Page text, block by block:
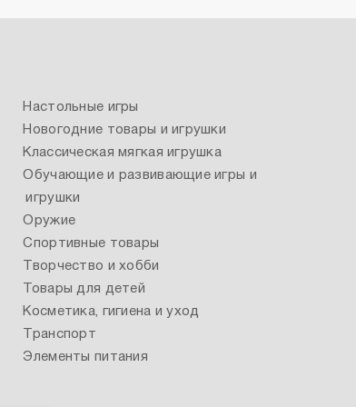
Настольные игры
Новогодние товары и игрушки
Классическая мягкая игрушка
Обучающие и развивающие игры и
игрушки
Оружие
Спортивные товары
Творчество и хобби
Товары для детей
Косметика, гигиена и уход
Транспорт
Элементы питания